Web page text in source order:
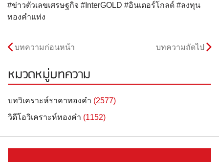
#ข่าวตัวเลขเศรษฐกิจ #InterGOLD #อินเตอร์โกลด์ #ลงทุน
ทองคำแท่ง
บทความก่อนหน้า บทความถัดไป
หมวดหมู่บทความ
บทวิเคราะห์ราคาทองคำ (2577)
วิดีโอวิเคราะห์ทองคำ (1152)